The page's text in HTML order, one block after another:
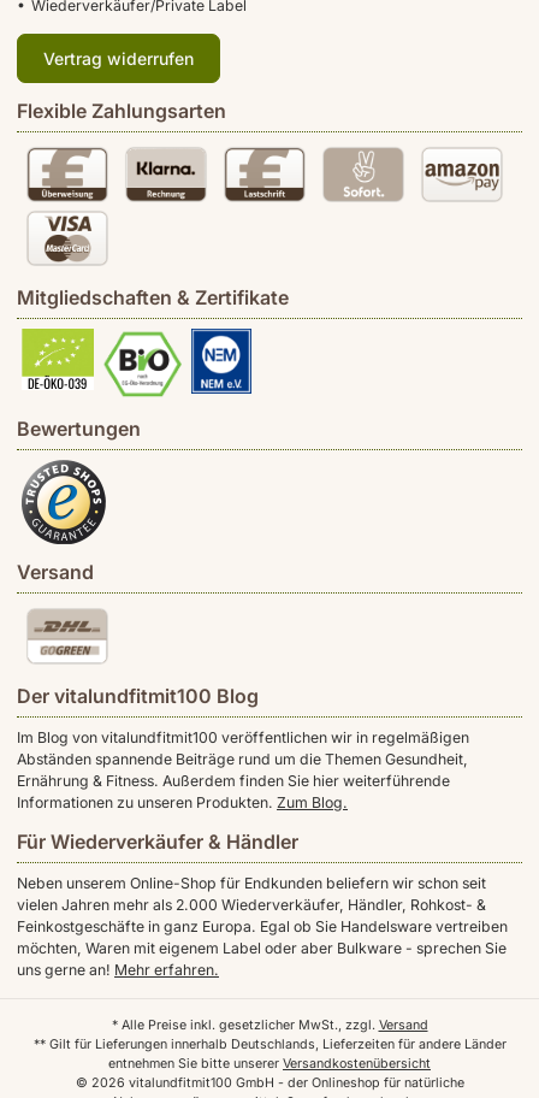
Wiederverkäufer/Private Label
Vertrag widerrufen
Flexible Zahlungsarten
Mitgliedschaften & Zertifikate
Bewertungen
Versand
Der vitalundfitmit100 Blog
Im Blog von vitalundfitmit100 veröffentlichen wir in regelmäßigen
Abständen spannende Beiträge rund um die Themen Gesundheit,
Ernährung & Fitness. Außerdem finden Sie hier weiterführende
Informationen zu unseren Produkten. Zum Blog.
Für Wiederverkäufer & Händler
Neben unserem Online-Shop für Endkunden beliefern wir schon seit
vielen Jahren mehr als 2.000 Wiederverkäufer, Händler, Rohkost- &
Feinkostgeschäfte in ganz Europa. Egal ob Sie Handelsware vertreiben
möchten, Waren mit eigenem Label oder aber Bulkware - sprechen Sie
uns gerne an! Mehr erfahren.
© 2026 vitalundfitmit100 GmbH - der Onlineshop für natürliche
* Alle Preise inkl. gesetzlicher MwSt., zzgl. Versand
** Gilt für Lieferungen innerhalb Deutschlands, Lieferzeiten für andere Länder
entnehmen Sie bitte unserer Versandkostenübersicht